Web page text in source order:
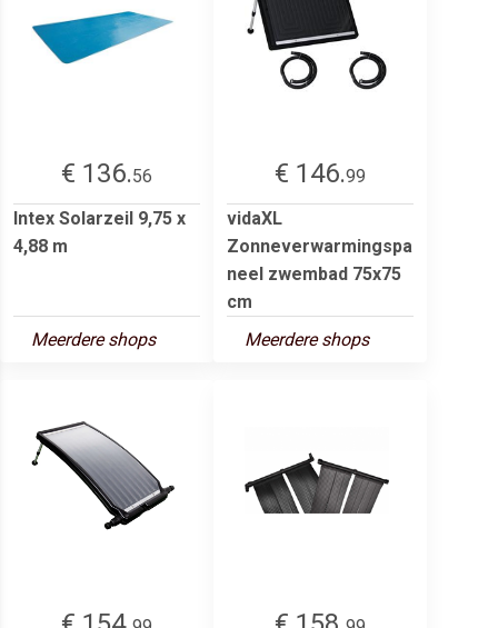
€ 136.56
Intex Solarzeil 9,75 x
4,88 m
Meerdere shops
€ 146.99
vidaXL
Zonneverwarmingspa
neel zwembad 75x75
cm
Meerdere shops